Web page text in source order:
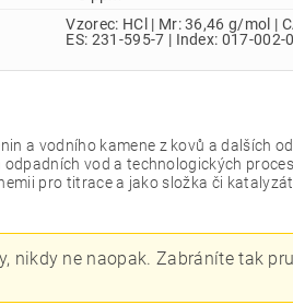
Vzorec: HCl | Mr: 36,46 g/mol |
ES: 231-595-7 | Index: 017-002-
a vodního kamene z kovů a dalších
vod a technologických
pro titrace a jako složka či
nikdy ne naopak. Zabráníte tak